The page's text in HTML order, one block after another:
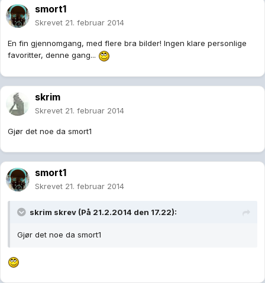
smort1
Skrevet 21. februar 2014
En fin gjennomgang, med flere bra bilder! Ingen klare personlige
favoritter, denne gang...
skrim
Skrevet 21. februar 2014
Gjør det noe da smort1
smort1
Skrevet 21. februar 2014
skrim skrev (På 21.2.2014 den 17.22):
Gjør det noe da smort1